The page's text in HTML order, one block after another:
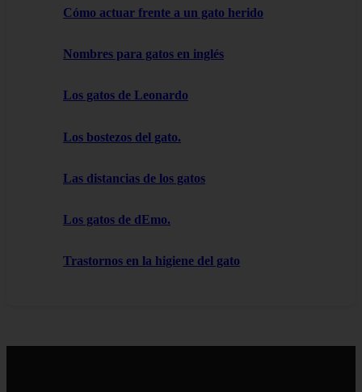
Cómo actuar frente a un gato herido
Nombres para gatos en inglés
Los gatos de Leonardo
Los bostezos del gato.
Las distancias de los gatos
Los gatos de dEmo.
Trastornos en la higiene del gato